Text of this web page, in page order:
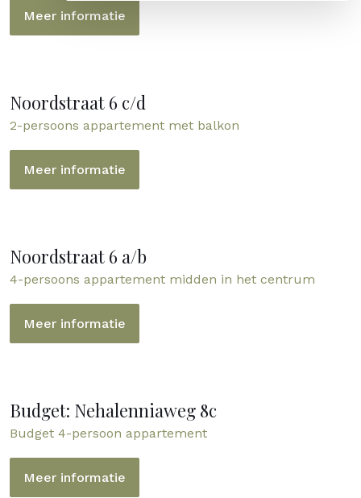
Meer informatie
Noordstraat 6 c/d
2-persoons appartement met balkon
Meer informatie
Noordstraat 6 a/b
4-persoons appartement midden in het centrum
Meer informatie
Budget: Nehalenniaweg 8c
Budget 4-persoon appartement
Meer informatie